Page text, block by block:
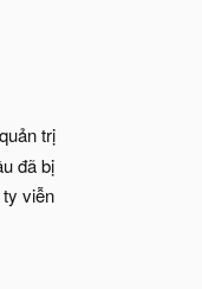
trị
đã bị
viễn